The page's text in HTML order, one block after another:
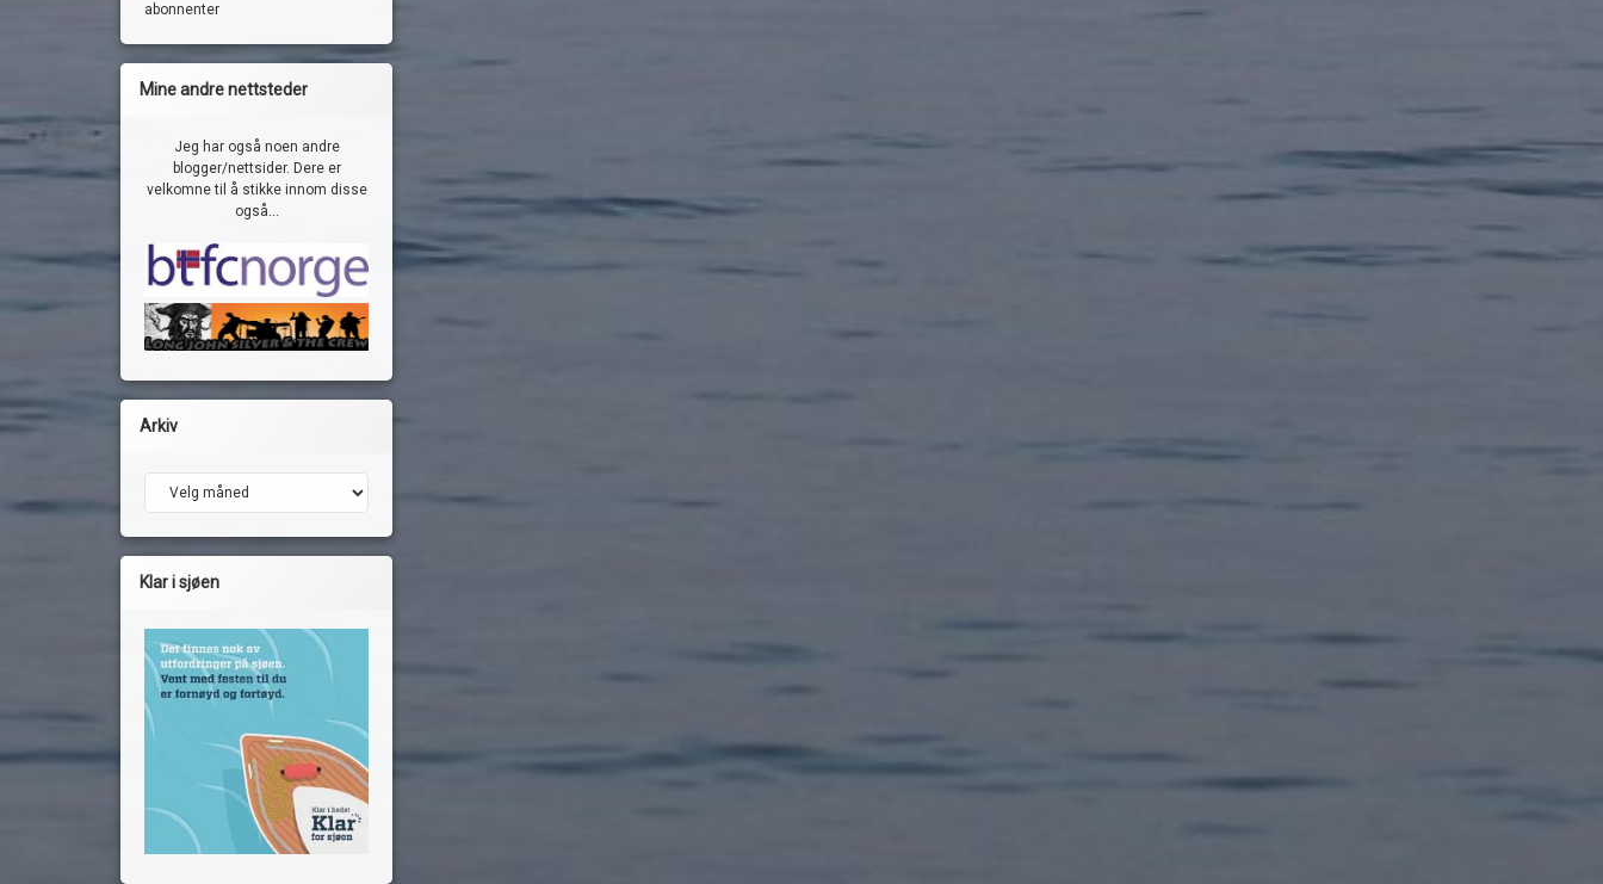
abonnenter
Mine andre nettsteder
Jeg har også noen andre
blogger/nettsider. Dere er
velkomne til å stikke innom disse
også...
Arkiv
Arkiv
Klar i sjøen